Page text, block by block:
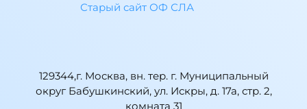
Старый сайт ОФ СЛА
129344,г. Москва, вн. тер. г. Муниципальный
округ Бабушкинский, ул. Искры, д. 17а, стр. 2,
комната 31